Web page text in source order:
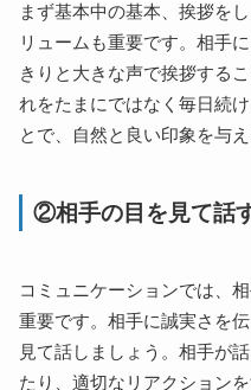
まず基本中の基本、挨拶を
リュームも重要です。相手
きりと大きな声で挨拶する
れをたまにではなく毎日続
とで、自然と良い印象を与
②相手の目を見て話
コミュニケーションでは、
重要です。相手に誠実さを
見て話しましょう。相手が
たり、適切なリアクション